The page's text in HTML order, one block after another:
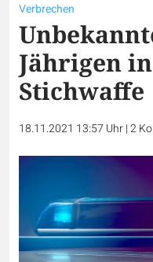
Verbrechen
Jährigen
Stichwaffe
18.11.2021 13:57 Uhr|2